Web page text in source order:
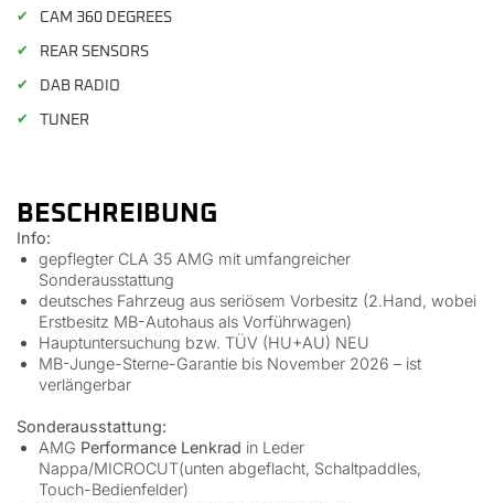
✔ CAM 360 DEGREES
✔ REAR SENSORS
✔ DAB RADIO
✔ TUNER
BESCHREIBUNG
Info:
gepflegter CLA 35 AMG mit umfangreicher
Sonderausstattung
deutsches Fahrzeug aus seriösem Vorbesitz (2.Hand, wobei
Erstbesitz MB-Autohaus als Vorführwagen)
Hauptuntersuchung bzw. TÜV (HU+AU) NEU
MB-Junge-Sterne-Garantie bis November 2026 – ist
verlängerbar
Sonderausstattung:
AMG Performance Lenkrad in Leder
Nappa/MICROCUT(unten abgeflacht, Schaltpaddles,
Touch-Bedienfelder)